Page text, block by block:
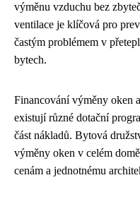
výměnu vzduchu bez
ventilace je klíčová pro
častým problémem v
bytech.
Financování výměny oken
existují různé dotační
část nákladů. Bytová
výměny oken v celém
cenám a jednotnému